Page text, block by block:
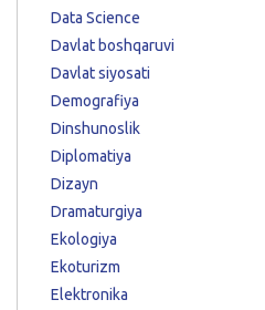
Data Science
Davlat boshqaruvi
Davlat siyosati
Demografiya
Dinshunoslik
Diplomatiya
Dizayn
Dramaturgiya
Ekologiya
Ekoturizm
Elektronika